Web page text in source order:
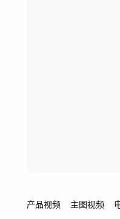
产品视频 主图视频